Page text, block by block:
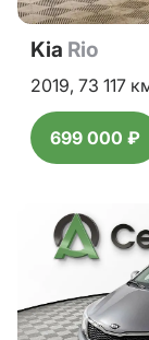
Kia Rio
2019, 73 117
699 000 ₽